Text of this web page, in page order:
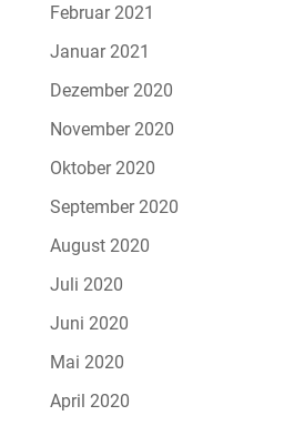
Februar 2021
Januar 2021
Dezember 2020
November 2020
Oktober 2020
September 2020
August 2020
Juli 2020
Juni 2020
Mai 2020
April 2020